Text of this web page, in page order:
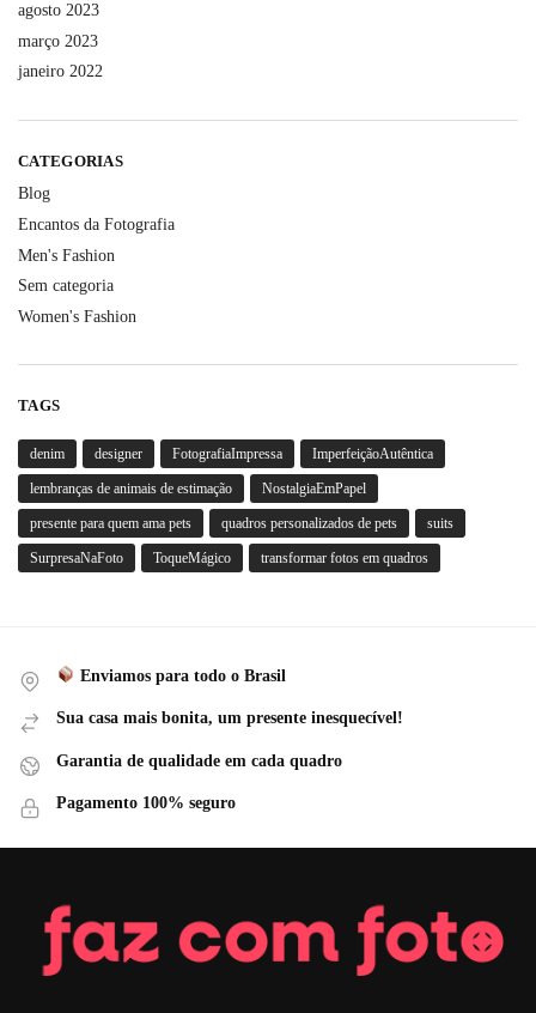
agosto 2023
março 2023
janeiro 2022
CATEGORIAS
Blog
Encantos da Fotografia
Men's Fashion
Sem categoria
Women's Fashion
TAGS
denim designer FotografiaImpressa ImperfeiçãoAutêntica
lembranças de animais de estimação NostalgiaEmPapel
presente para quem ama pets quadros personalizados de pets suits
SurpresaNaFoto ToqueMágico transformar fotos em quadros
Enviamos para todo o Brasil
Sua casa mais bonita, um presente inesquecível!
Garantia de qualidade em cada quadro
Pagamento 100% seguro